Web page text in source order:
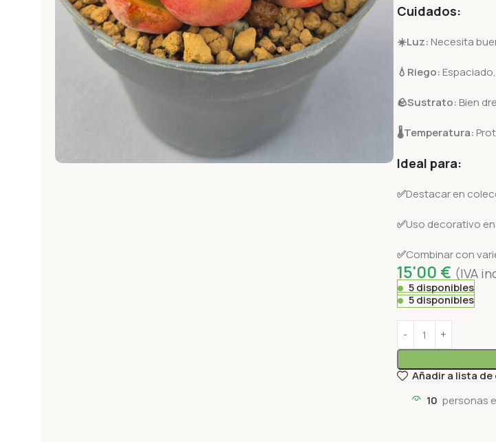
Cuidados:
☀️Luz: Necesita
💧Riego:
🪨Sustrato: Bien
🌡️Temperatura:
Ideal para:
✅Destacar en
✅Uso decorativo
✅Combinar con
15'00 € (IVA
5 disponibles
5 disponibles
Añadir a lista de
10 personas